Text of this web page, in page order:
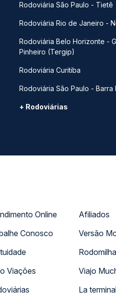
Rodoviária São Paulo - Tietê
Rodoviária Rio de Janeiro -
Rodoviária Belo Horizonte -
Pinheiro (Tergip)
Rodoviária Curitiba
Rodoviária São Paulo - Barra
+ Rodoviárias
Online
Conosco
Viações
Afiliados
Versão
Viajo
La